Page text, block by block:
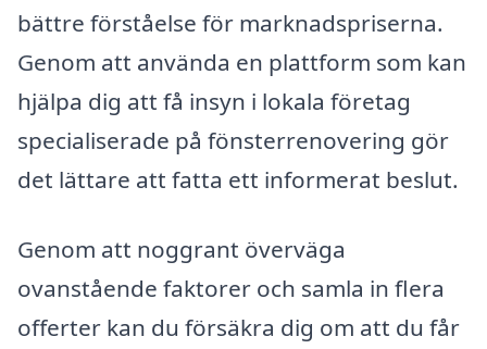
bättre förståelse för marknadspriserna.
Genom att använda en plattform som kan
hjälpa dig att få insyn i lokala företag
specialiserade på fönsterrenovering gör
det lättare att fatta ett informerat beslut.
Genom att noggrant överväga
ovanstående faktorer och samla in flera
offerter kan du försäkra dig om att du får